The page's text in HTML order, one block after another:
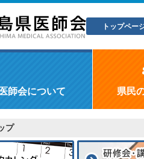
トップペー
師会について 県民
プ